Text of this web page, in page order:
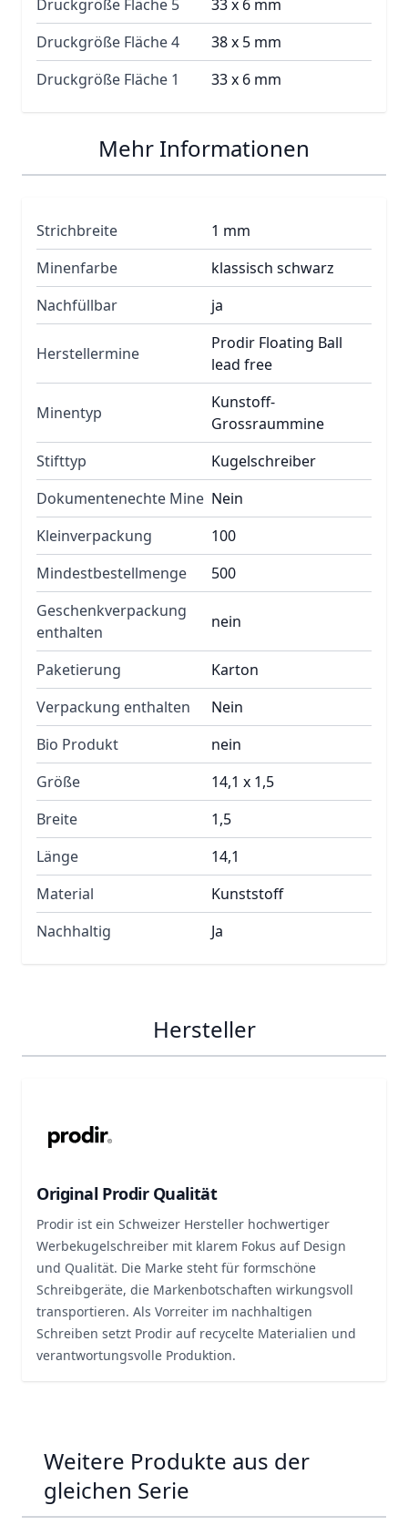
Druckgröße Fläche 5
33 x 6 mm
Druckgröße Fläche 4
38 x 5 mm
Druckgröße Fläche 1
33 x 6 mm
Mehr Informationen
Strichbreite
1 mm
Minenfarbe
klassisch schwarz
Nachfüllbar
ja
Herstellermine
Prodir Floating Ball
lead free
Minentyp
Kunstoff-
Grossraummine
Stifttyp
Kugelschreiber
Dokumentenechte Mine Nein
Kleinverpackung
100
Mindestbestellmenge
500
Geschenkverpackung
enthalten
nein
Paketierung
Karton
Verpackung enthalten
Nein
Bio Produkt
nein
Größe
14,1 x 1,5
Breite
1,5
Länge
14,1
Material
Kunststoff
Nachhaltig
Ja
Hersteller
Original Prodir Qualität
Prodir ist ein Schweizer Hersteller hochwertiger
Werbekugelschreiber mit klarem Fokus auf Design
und Qualität. Die Marke steht für formschöne
Schreibgeräte, die Markenbotschaften wirkungsvoll
transportieren. Als Vorreiter im nachhaltigen
Schreiben setzt Prodir auf recycelte Materialien und
verantwortungsvolle Produktion.
Weitere Produkte aus der
gleichen Serie